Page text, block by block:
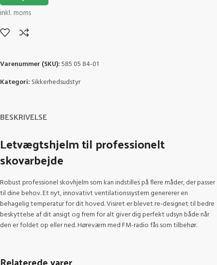
inkl. moms
Varenummer (SKU):585 05 84-01
Kategori: Sikkerhedsudstyr
BESKRIVELSE
Letvægtshjelm til professionelt
skovarbejde
Robust professionel skovhjelm som kan indstilles på flere måder, der passer
til dine behov. Et nyt, innovativt ventilationssystem genererer en
behagelig temperatur for dit hoved. Visiret er blevet re-designet til bedre
beskyttelse af dit ansigt og frem for alt giver dig perfekt udsyn både når
den er foldet op eller ned. Høreværn med FM-radio fås som tilbehør.